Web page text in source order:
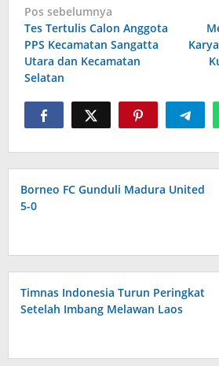
Navigasi
pos
Pos sebelumnya
Tes Tertulis Calon Anggota
PPS Kecamatan Sangatta
Utara dan Kecamatan
Selatan
Borneo FC Gunduli Madura United
5-0
Timnas Indonesia Turun Peringkat
Setelah Imbang Melawan Laos